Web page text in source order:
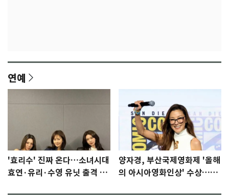
연예
'효리수' 진짜 온다…소녀시대
효연·유리·수영 유닛 출격 [N
양자경, 부산국제영화제 '올해
의 아시아영화인상' 수상…15